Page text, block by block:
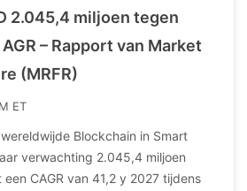
2.045,4 miljoen tegen
– Rapport van Market
(MRFR)
ET
Blockchain in Smart
verwachting 2.045,4 miljoen
CAGR van 41,2 y 2027 tijdens